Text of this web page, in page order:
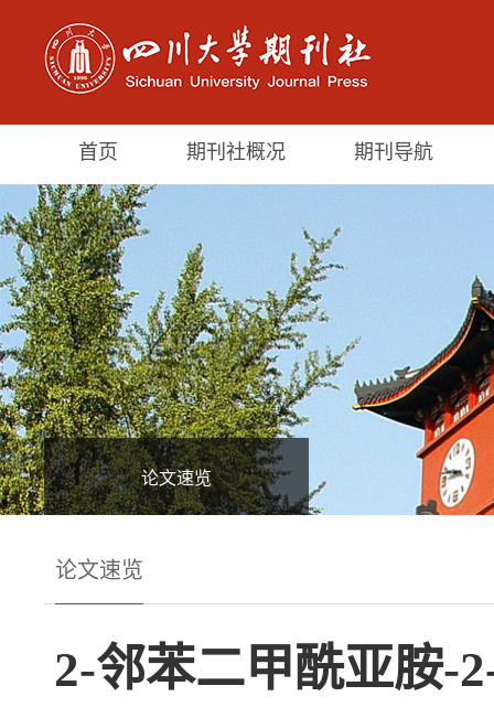
首页 期刊社概况 期刊导航
论文速览
论文速览
2-邻苯二甲酰亚胺-